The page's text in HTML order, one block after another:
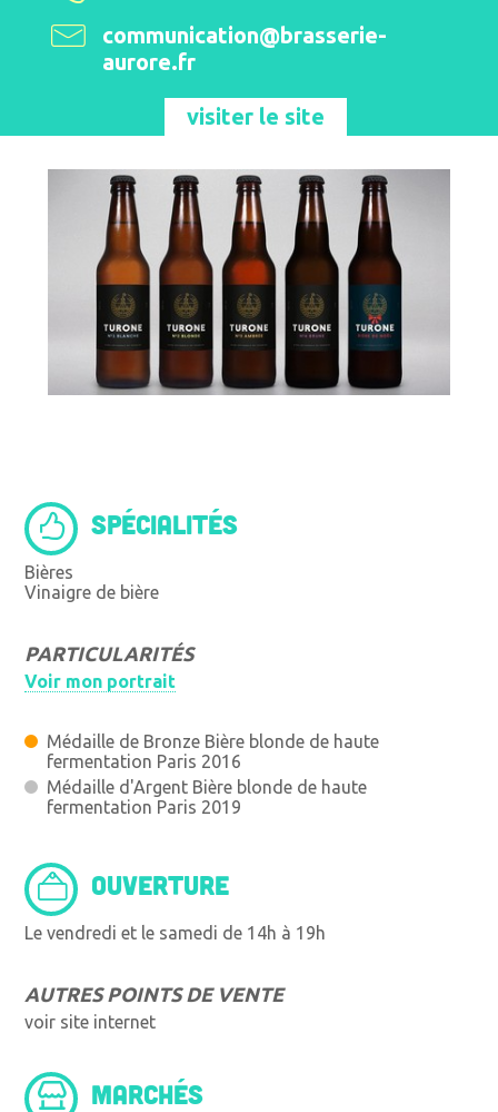
communication@brasserie-
aurore.fr
visiter le site
SPÉCIALITÉS
Bières
Vinaigre de bière
PARTICULARITÉS
Voir mon portrait
Médaille de Bronze Bière blonde de haute
fermentation Paris 2016
Médaille d'Argent Bière blonde de haute
fermentation Paris 2019
OUVERTURE
Le vendredi et le samedi de 14h à 19h
AUTRES POINTS DE VENTE
voir site internet
MARCHÉS